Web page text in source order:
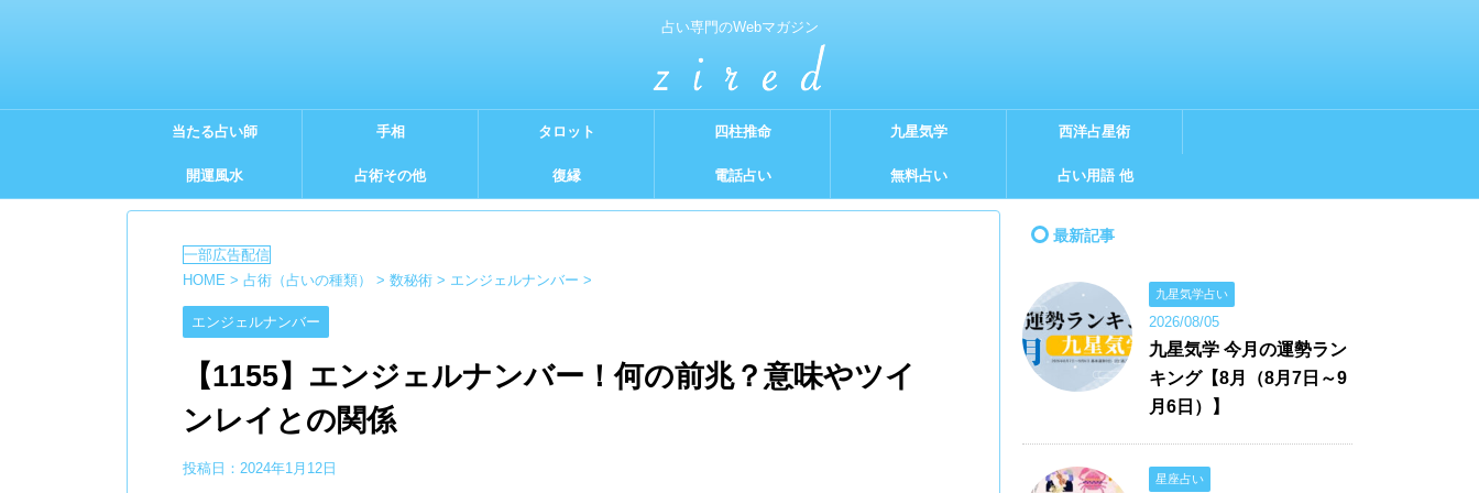
占い専門のWebマガジン
当たる占い師 手相 タロット 四柱推命 九星気学 西洋占星術
開運風水 占術その他 復縁 電話占い 無料占い 占い用語 他
HOME > 占術（占いの種類） > 数秘術 > エンジェルナンバー >
エンジェルナンバー
【1155】エンジェルナンバー！何の前兆？意味やツイ
ンレイとの関係
投稿日： 2024年1月12日
最新記事
九星気学占い
2026/08/05
九星気学 今月の運勢ラン
キング【8月（8月7日～9
月6日）】
星座占い